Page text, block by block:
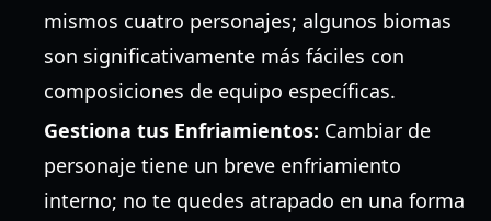
mismos cuatro personajes; algunos biomas
son significativamente más fáciles con
composiciones de equipo específicas.
Gestiona tus Enfriamientos: Cambiar de
personaje tiene un breve enfriamiento
interno; no te quedes atrapado en una forma